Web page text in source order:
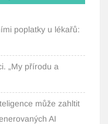
poplatky u lékařů:
„My přírodu a
může zahltit
AI